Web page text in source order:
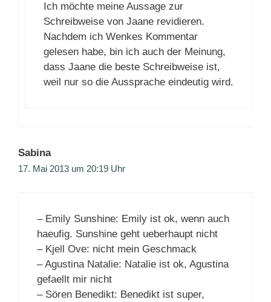
Ich möchte meine Aussage zur
Schreibweise von Jaane revidieren.
Nachdem ich Wenkes Kommentar
gelesen habe, bin ich auch der Meinung,
dass Jaane die beste Schreibweise ist,
weil nur so die Aussprache eindeutig wird.
Sabina
17. Mai 2013 um 20:19 Uhr
– Emily Sunshine: Emily ist ok, wenn auch
haeufig. Sunshine geht ueberhaupt nicht
– Kjell Ove: nicht mein Geschmack
– Agustina Natalie: Natalie ist ok, Agustina
gefaellt mir nicht
– Sören Benedikt: Benedikt ist super,